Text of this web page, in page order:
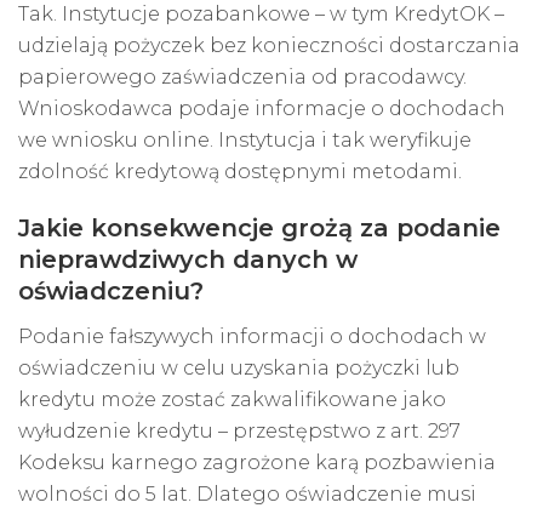
Tak. Instytucje pozabankowe – w tym KredytOK –
udzielają pożyczek bez konieczności dostarczania
papierowego zaświadczenia od pracodawcy.
Wnioskodawca podaje informacje o dochodach
we wniosku online. Instytucja i tak weryfikuje
zdolność kredytową dostępnymi metodami.
Jakie konsekwencje grożą za podanie
nieprawdziwych danych w
oświadczeniu?
Podanie fałszywych informacji o dochodach w
oświadczeniu w celu uzyskania pożyczki lub
kredytu może zostać zakwalifikowane jako
wyłudzenie kredytu – przestępstwo z art. 297
Kodeksu karnego zagrożone karą pozbawienia
wolności do 5 lat. Dlatego oświadczenie musi